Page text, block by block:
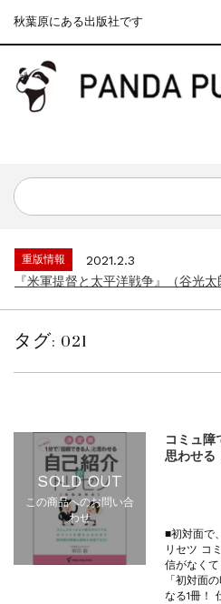
秋葉原にある出版社です
『F-2超入門』（関 賢太郎）三刷...
重版情報
2021.3.25
重版情報
2021.2.3
『米軍提督と太平洋戦争』（谷光
重版情報
2020.12.18
重版情報
2021.3.25
『〈決定版〉ソ連・ロシア 戦車王
重版情報
2021.2.3
『米軍提督と太平洋戦争』（谷光太
重版情報
2020.12.18
『「砲兵」から見た世界大戦』（古
重版情報
2020.12.18
『日本陸海軍はなぜロジスティク
タグ:021
SOLD OUT
この商品へのお問い合
わせ
コミュ障
思わせる
■初対面で
リセツ コ
信がなく
「初対面
なる1冊！